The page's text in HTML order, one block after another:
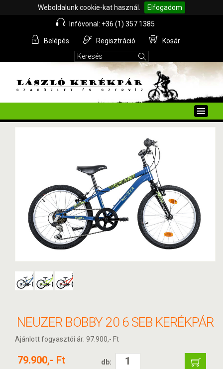
Weboldalunk cookie-kat használ. Elfogadom
Infóvonal: +36 (1) 357 1385
Belépés Regisztráció Kosár
Toggle
NEUZER BOBBY 20 6 SEB KERÉKPÁR
Ajánlott fogyasztói ár: 97.900,- Ft
79.900,- Ft db: